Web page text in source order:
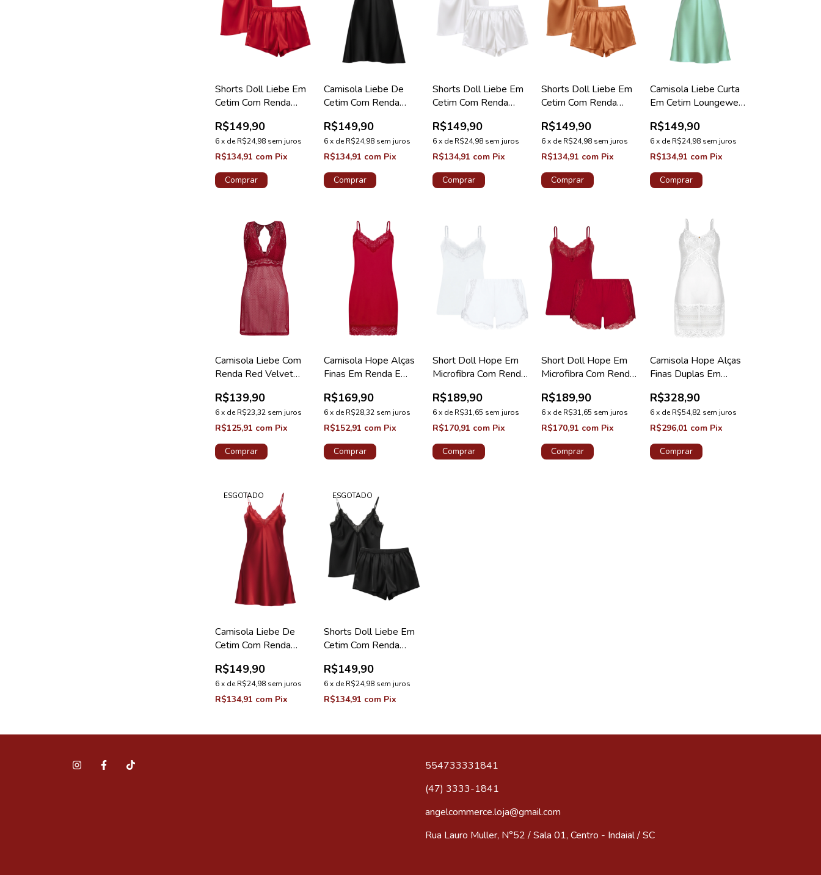
Shorts Doll Liebe Em
Cetim Com Renda
Velvet
R$149,90
6 x deR$24,98 sem juros
R$134,91 com Pix
Comprar
Camisola Liebe De
Cetim Com Renda
R$149,90
6 x deR$24,98 sem juros
R$134,91 com Pix
Comprar
Shorts Doll Liebe Em
Cetim Com Renda
R$149,90
6 x deR$24,98 sem juros
R$134,91 com Pix
Comprar
Shorts Doll Liebe Em
Cetim Com Renda
R$149,90
6x deR$24,98 sem juros
R$134,91 com Pix
Comprar
Camisola Liebe Curta
Em Cetim Loungewear
R$149,90
6x deR$24,98 sem juros
R$134,91 com Pix
Comprar
Camisola Liebe Com
Renda Red Velvet
R$139,90
6 x deR$23,32 sem juros
R$125,91 com Pix
Comprar
Camisola Hope Alças
Finas Em Renda E
Zaire Coleção Love
Stories Renda
R$169,90
6 x deR$28,32 sem juros
R$152,91 com Pix
Comprar
Short Doll Hope Em
Microfibra Com Renda
Stories
R$189,90
6 x deR$31,65 sem juros
R$170,91 com Pix
Comprar
Short Doll Hope Em
Microfibra Com Renda
Coleção Love Stories
R$189,90
6x deR$31,65 sem juros
R$170,91 com Pix
Comprar
Camisola Hope Alças
Finas Duplas Em
White Coleção
Valência
R$328,90
6x deR$54,82 sem juros
R$296,01 com Pix
Comprar
ESGOTADO
Camisola Liebe De
Cetim Com Renda
Velvet
R$149,90
6 x deR$24,98 sem juros
R$134,91 com Pix
ESGOTADO
Shorts Doll Liebe Em
Cetim Com Renda
R$149,90
6 x deR$24,98 sem juros
R$134,91 com Pix
554733331841
(47) 3333-1841
angelcommerce.loja@gmail.com
Rua Lauro Muller, N°52 / Sala 01, Centro - Indaial / SC